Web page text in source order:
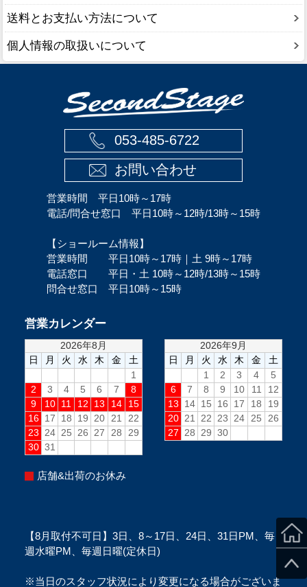
送料とお支払い方法について
個人情報の取扱いについて
053-485-6722
お問い合わせ
営業時間 平日10時～17時
電話/問合せ窓口 平日10時～12時/13時～15時
【ショールーム情報】
営業時間 平日10時～17時｜土 9時～17時
電話窓口 平日・土 10時～12時/13時～15時
問合せ窓口 平日10時～15時
営業カレンダー
店舗&出荷のお休み
【8月取付不可日】3日、8～17日、24日、31日PM、毎
週水曜PM、毎週日曜(定休日)
※当日のスタッフ状況により変更になる場合がございま